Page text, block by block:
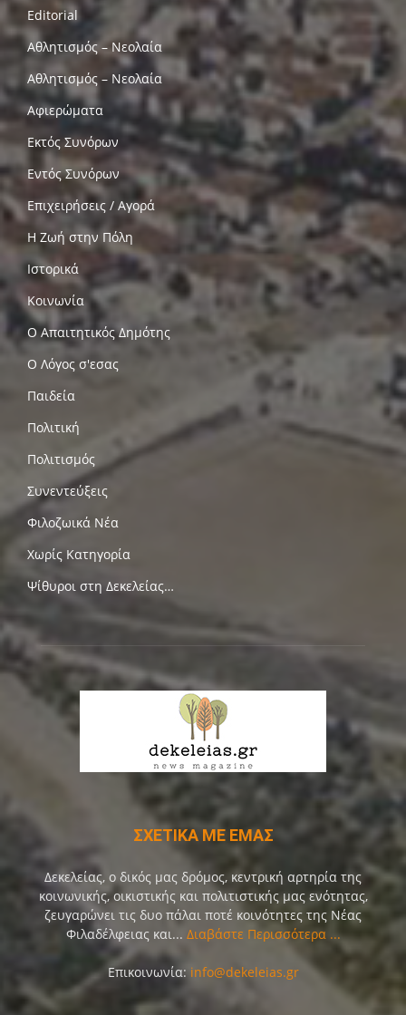
Editorial
Αθλητισμός – Νεολαία
Αθλητισμός – Νεολαία
Αφιερώματα
Εκτός Συνόρων
Εντός Συνόρων
Επιχειρήσεις / Αγορά
Η Ζωή στην Πόλη
Ιστορικά
Κοινωνία
Ο Απαιτητικός Δημότης
Ο Λόγος σ'εσας
Παιδεία
Πολιτική
Πολιτισμός
Συνεντεύξεις
Φιλοζωικά Νέα
Χωρίς Κατηγορία
Ψίθυροι στη Δεκελείας…
ΣΧΕΤΙΚΑ ΜΕ ΕΜΑΣ
Δεκελείας, ο δικός μας δρόμος, κεντρική αρτηρία της
κοινωνικής, οικιστικής και πολιτιστικής μας ενότητας,
ζευγαρώνει τις δυο πάλαι ποτέ κοινότητες της Νέας
Φιλαδέλφειας και... Διαβάστε Περισσότερα ...
Επικοινωνία: info@dekeleias.gr